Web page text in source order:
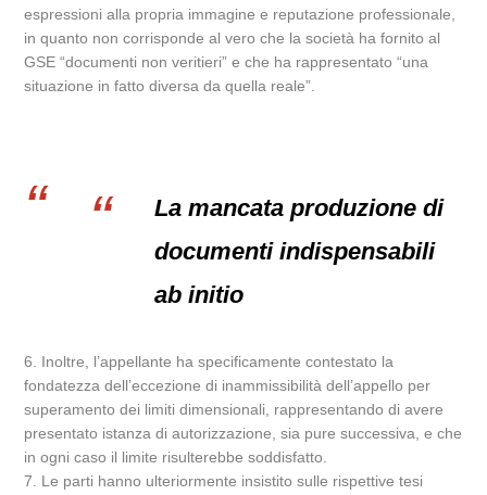
espressioni alla propria immagine e reputazione professionale,
in quanto non corrisponde al vero che la società ha fornito al
GSE “documenti non veritieri” e che ha rappresentato “una
situazione in fatto diversa da quella reale”.
La mancata produzione di
documenti indispensabili
ab initio
6. Inoltre, l’appellante ha specificamente contestato la
fondatezza dell’eccezione di inammissibilità dell’appello per
superamento dei limiti dimensionali, rappresentando di avere
presentato istanza di autorizzazione, sia pure successiva, e che
in ogni caso il limite risulterebbe soddisfatto.
7. Le parti hanno ulteriormente insistito sulle rispettive tesi